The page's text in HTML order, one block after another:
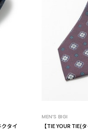
クタイ
MEN’S BIGI
【TIE YOUR TIE(